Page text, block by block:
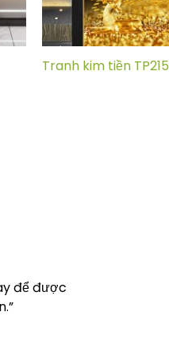
Tranh kim tiền TP215
để được